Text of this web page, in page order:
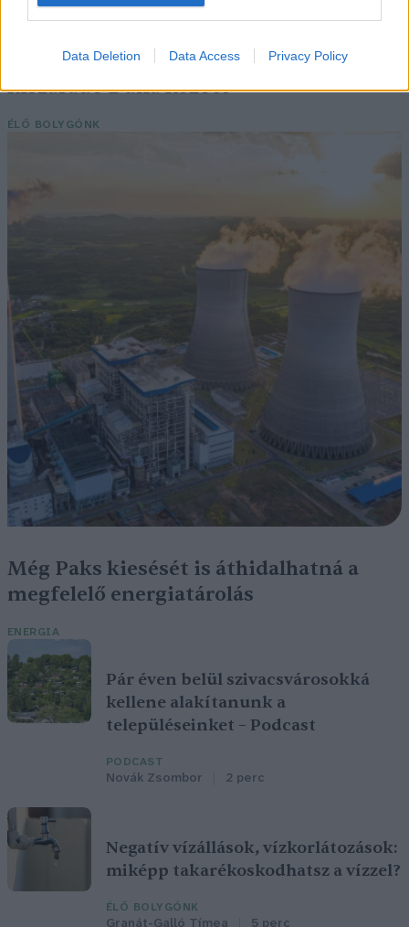
Data Deletion Data Access Privacy Policy
mekkora a különbség az áradó és a
kiszáradó Duna között
ÉLŐ BOLYGÓNK
Még Paks kiesését is áthidalhatná a
megfelelő energiatárolás
ENERGIA
Pár éven belül szivacsvárosokká
kellene alakítanunk a
településeinket – Podcast
PODCAST
Novák Zsombor 2 perc
Negatív vízállások, vízkorlátozások:
miképp takarékoskodhatsz a vízzel?
ÉLŐ BOLYGÓNK
Granát-Galló Tímea 5 perc